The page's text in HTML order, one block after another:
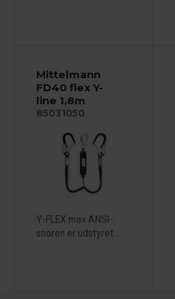
Mittelmann
FD40 flex Y-
line 1,8m
85031050
Y-FLEX max ANSI-
snoren er udstyret...